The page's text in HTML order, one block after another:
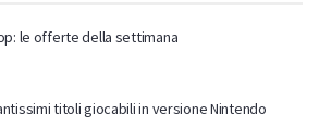
le offerte della settimana
titoli giocabili in versione Nintendo